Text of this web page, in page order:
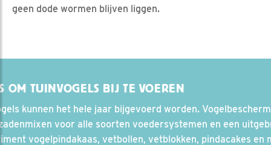
geen dode wormen blijven liggen.
OM TUINVOGELS BIJ TE VOEREN
kunnen het hele jaar bijgevoerd worden.
voor alle soorten voedersystemen en een
vogelpindakaas, vetbollen, vetblokken, pindacakes en